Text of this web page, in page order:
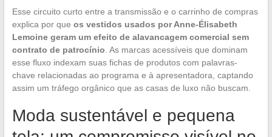
Esse circuito curto entre a transmissão e o carrinho de compras
explica por que os vestidos usados por Anne-Élisabeth
Lemoine geram um efeito de alavancagem comercial sem
contrato de patrocínio. As marcas acessíveis que dominam
esse fluxo indexam suas fichas de produtos com palavras-
chave relacionadas ao programa e à apresentadora, captando
assim um tráfego orgânico que as casas de luxo não buscam.
Moda sustentável e pequena